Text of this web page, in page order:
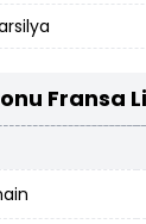
Fransa